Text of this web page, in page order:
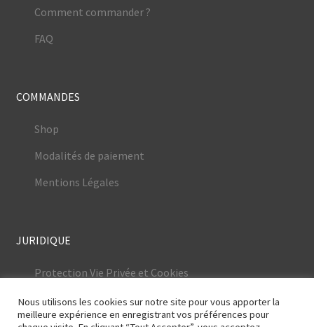
Comment commander ?
FAQ
COMMANDES
Shop
Modalités de paiement
Mentions Légales
JURIDIQUE
Protection Vie Privée et Cookies
Conditions Générales
Nous utilisons les cookies sur notre site pour vous apporter la
meilleure expérience en enregistrant vos préférences pour